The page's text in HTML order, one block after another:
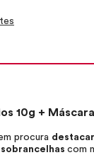
10g +
procura
com